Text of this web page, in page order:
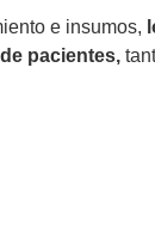
e insumos,
pacientes,